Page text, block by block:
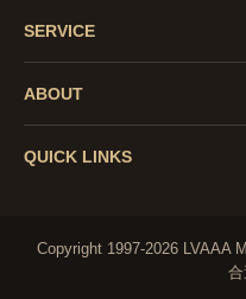
SERVICE
ABOUT
QUICK LINKS
Copyright 1997-2026 LVAAA
合